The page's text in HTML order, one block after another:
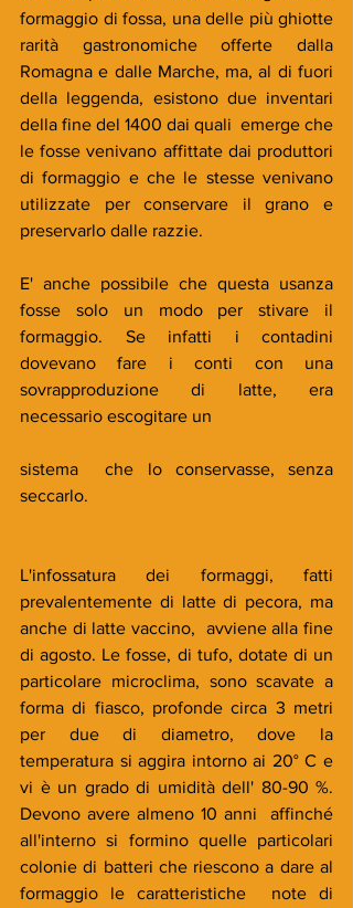
formaggio di fossa, una delle più ghiotte
rarità gastronomiche offerte dalla
Romagna e dalle Marche, ma, al di fuori
della leggenda, esistono due inventari
della fine del 1400 dai quali  emerge che
le fosse venivano affittate dai produttori
di formaggio e che le stesse venivano
utilizzate per conservare il grano e
preservarlo dalle razzie.
E' anche possibile che questa usanza
fosse solo un modo per stivare il
formaggio. Se infatti i contadini
dovevano fare i conti con una
sovrapproduzione di latte, era
necessario escogitare un
sistema  che lo conservasse, senza
seccarlo.
L'infossatura dei formaggi, fatti
prevalentemente di latte di pecora, ma
anche di latte vaccino,  avviene alla fine
di agosto. Le fosse, di tufo, dotate di un
particolare microclima, sono scavate a
forma di fiasco, profonde circa 3 metri
per due di diametro, dove la
temperatura si aggira intorno ai 20° C e
vi è un grado di umidità dell' 80-90 %.
Devono avere almeno 10 anni  affinché
all'interno si formino quelle particolari
colonie di batteri che riescono a dare al
formaggio le caratteristiche  note di